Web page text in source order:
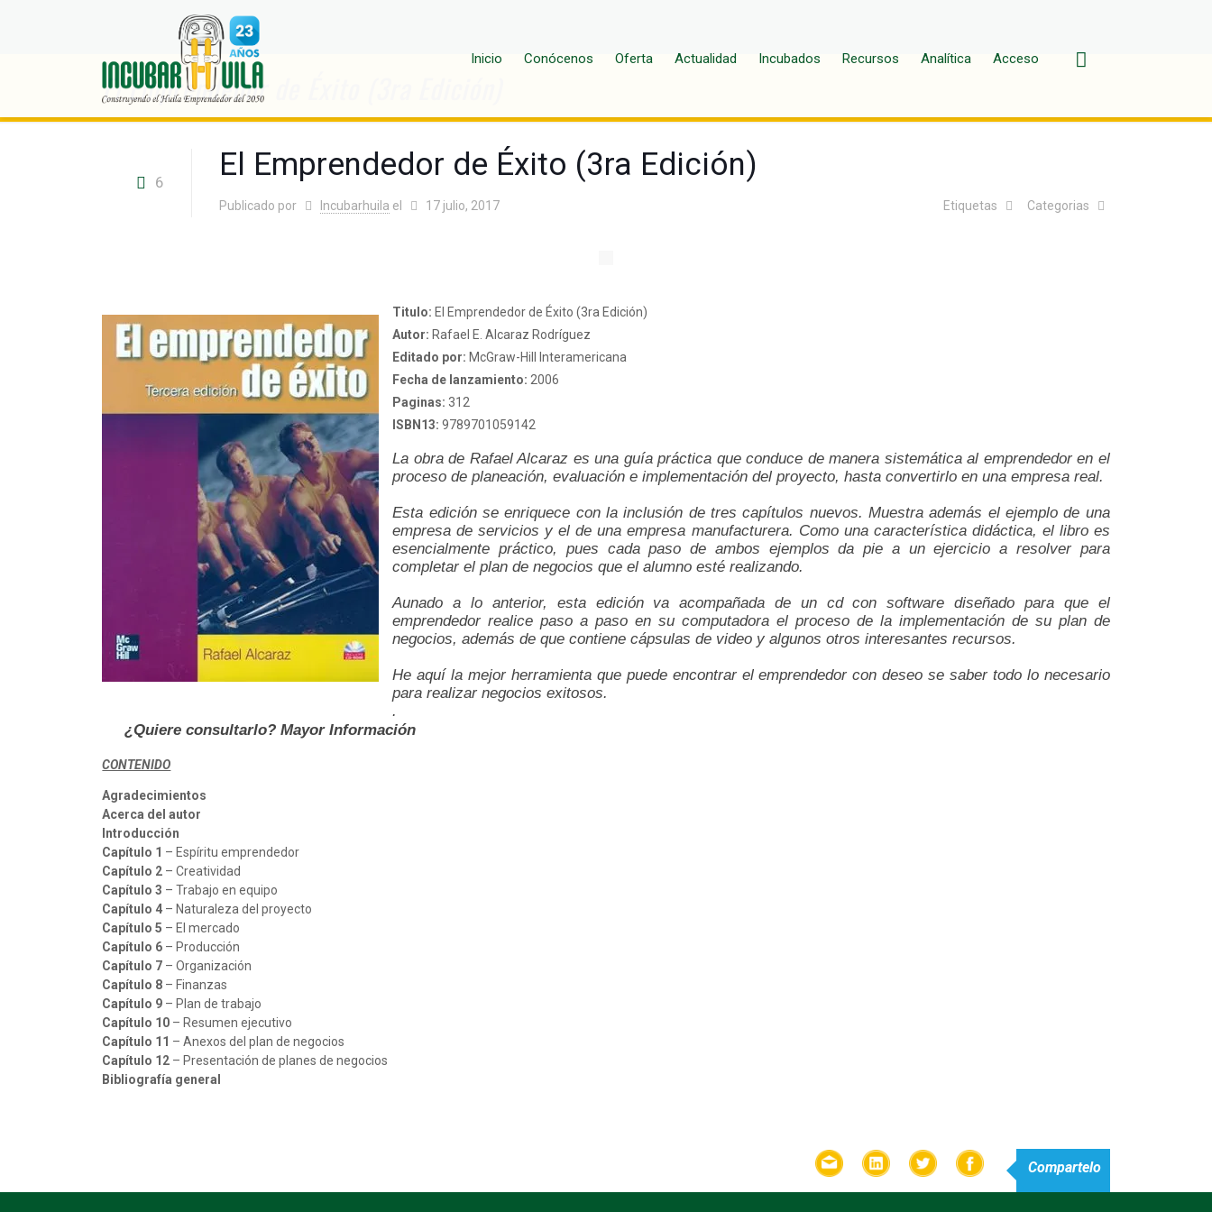
Inicio Conócenos Oferta Actualidad Incubados Recursos Analítica Acceso
El Emprendedor de Éxito (3ra Edición)
6 El Emprendedor de Éxito (3ra Edición)
Publicado por Incubarhuila el 17 julio, 2017 Categorias
Etiquetas
Titulo: El Emprendedor de Éxito (3ra Edición)
Autor: Rafael E. Alcaraz Rodríguez
Editado por: McGraw-Hill Interamericana
Fecha de lanzamiento: 2006
Paginas: 312
ISBN13: 9789701059142
La obra de Rafael Alcaraz es una guía práctica que conduce de manera sistemática al emprendedor en el
proceso de planeación, evaluación e implementación del proyecto, hasta convertirlo en una empresa real.
Esta edición se enriquece con la inclusión de tres capítulos nuevos. Muestra además el ejemplo de una
empresa de servicios y el de una empresa manufacturera. Como una característica didáctica, el libro es
esencialmente práctico, pues cada paso de ambos ejemplos da pie a un ejercicio a resolver para
completar el plan de negocios que el alumno esté realizando.
Aunado a lo anterior, esta edición va acompañada de un cd con software diseñado para que el
emprendedor realice paso a paso en su computadora el proceso de la implementación de su plan de
negocios, además de que contiene cápsulas de video y algunos otros interesantes recursos.
He aquí la mejor herramienta que puede encontrar el emprendedor con deseo se saber todo lo necesario
para realizar negocios exitosos.
.
¿Quiere consultarlo? Mayor Información
CONTENIDO
Agradecimientos
Acerca del autor
Introducción
Capítulo 1 – Espíritu emprendedor
Capítulo 2 – Creatividad
Capítulo 3 – Trabajo en equipo
Capítulo 4 – Naturaleza del proyecto
Capítulo 5 – El mercado
Capítulo 6 – Producción
Capítulo 7 – Organización
Capítulo 8 – Finanzas
Capítulo 9 – Plan de trabajo
Capítulo 10 – Resumen ejecutivo
Capítulo 11 – Anexos del plan de negocios
Capítulo 12 – Presentación de planes de negocios
Bibliografía general
Compartelo